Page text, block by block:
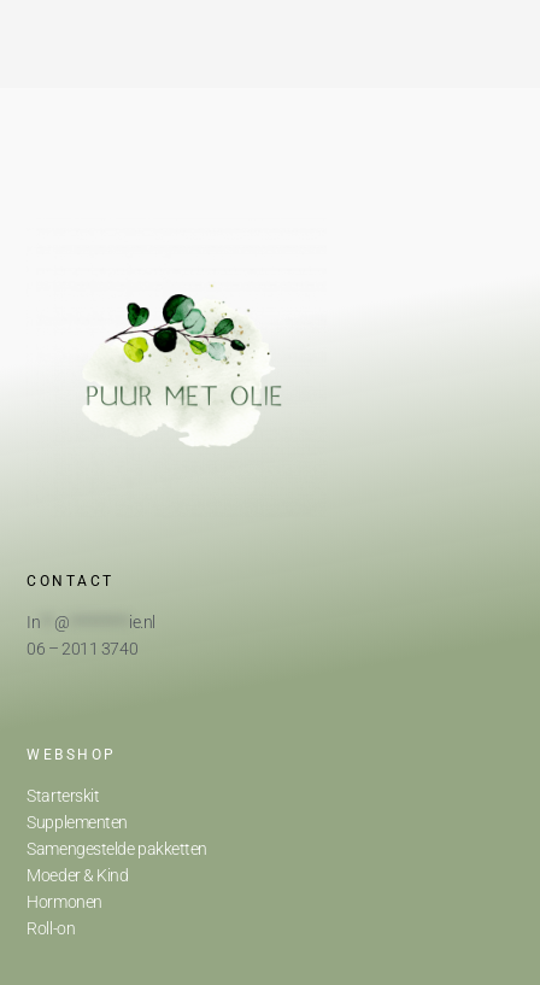
CONTACT
In @
ie.nl
06 – 2011 3740
WEBSHOP
Starterskit
Supplementen
Samengestelde pakketten
Moeder & Kind
Hormonen
Roll-on